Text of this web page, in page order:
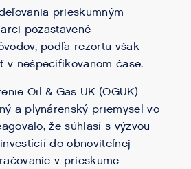
prieskumným
pozastavené
podľa rezortu však
v nešpecifikovanom čase.
Oil & Gas UK (OGUK)
a plynárenský priemysel vo
že súhlasí s výzvou
do obnoviteľnej
v prieskume